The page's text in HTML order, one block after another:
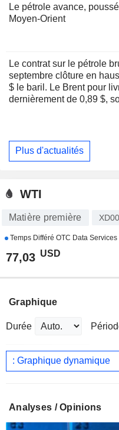
Le pétrole avance,
Moyen-Orient
Le contrat sur le pétrole
septembre clôture en
$ le baril. Le Brent pour
dernièrement de 0,89 $,
Plus d'actualités
WTI
Matière première
Temps Différé OTC Data Services
77,03 USD
Graphique
Durée
: Graphique dynamique
Analyses / Opinions